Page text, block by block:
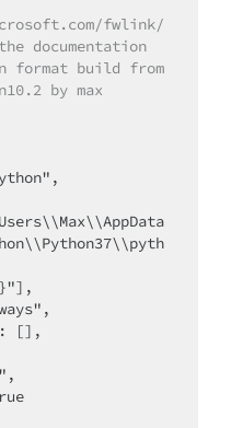
documentation
format build from
by max